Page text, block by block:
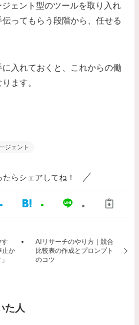
ェント型のツールを取り入れ
ってもらう段階から、任せる
入れておくと、これからの働
ます。
ジェント
たらシェアしてね！
止か
AIリサーチのやり方｜競合
比較表の作成とプロンプト
のコツ
た人